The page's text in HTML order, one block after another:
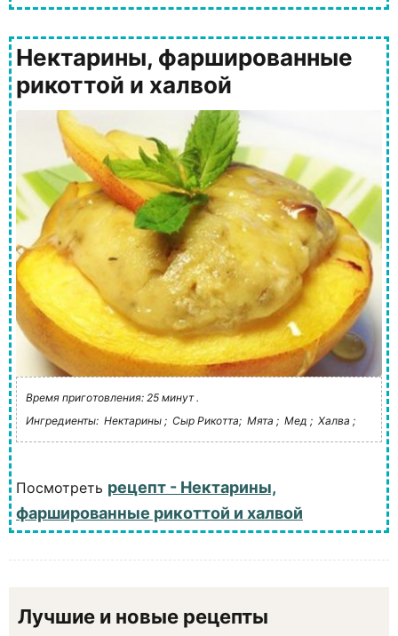
Нектарины, фаршированные
рикоттой и халвой
Время приготовления: 25 минут .
Ингредиенты: Нектарины ; Сыр Рикотта; Мята ; Мед ; Халва ;
Посмотреть рецепт - Нектарины,
фаршированные рикоттой и халвой
Лучшие и новые рецепты